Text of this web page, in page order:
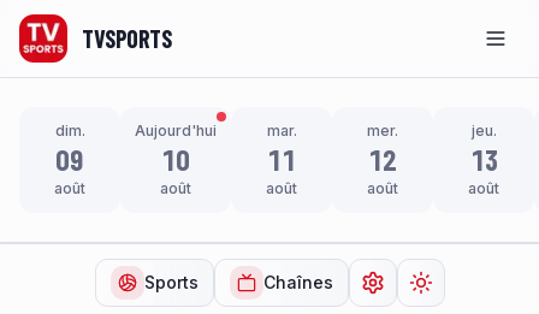
TVSPORTS
dim.
09
août
Aujourd'hui
10
août
mar.
11
août
mer.
12
août
jeu.
13
août
Sports Chaînes Ouvrir lesChanger de